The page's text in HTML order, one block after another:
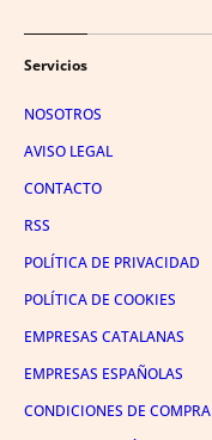
Servicios
NOSOTROS
AVISO LEGAL
CONTACTO
RSS
POLÍTICA DE PRIVACIDAD
POLÍTICA DE COOKIES
EMPRESAS CATALANAS
EMPRESAS ESPAÑOLAS
CONDICIONES DE COMPRA